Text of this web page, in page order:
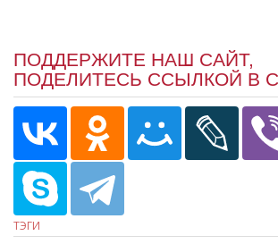
ПОДДЕРЖИТЕ НАШ САЙТ,
ПОДЕЛИТЕСЬ ССЫЛКОЙ В
ТЭГИ